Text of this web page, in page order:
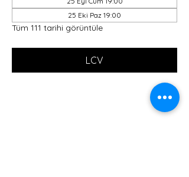
25 Eki Paz 19:00
Tüm 111 tarihi görüntüle
LCV